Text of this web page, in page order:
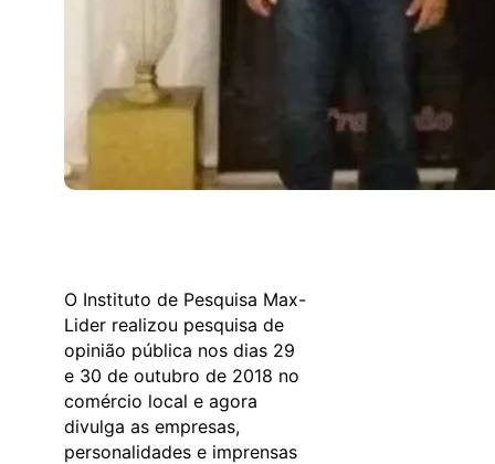
O Instituto de Pesquisa Max-
Lider realizou pesquisa de
opinião pública nos dias 29
e 30 de outubro de 2018 no
comércio local e agora
divulga as empresas,
personalidades e imprensas